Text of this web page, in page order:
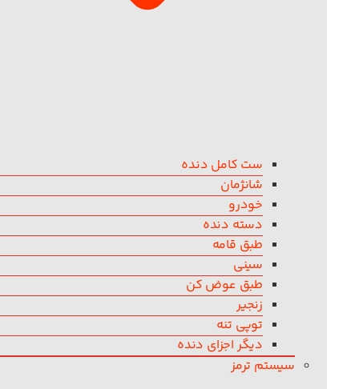
ست کامل دنده
شانژمان
خودرو
دسته دنده
طبق قامه
سینی
طبق عوض کن
زنجیر
توپی تنه
دیگر اجزای دنده
سیستم ترمز